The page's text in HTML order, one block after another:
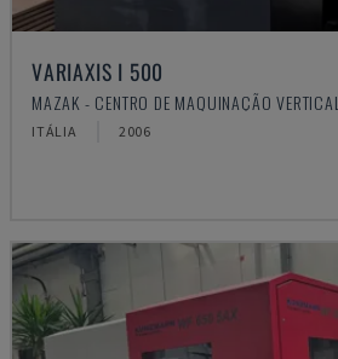
VARIAXIS I 500
MAZAK - CENTRO DE MAQUINAÇÃO VERTICAL
ITÁLIA 2006